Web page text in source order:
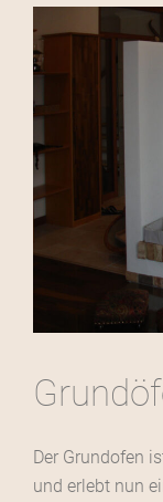
Der Grundofen
und erlebt nun